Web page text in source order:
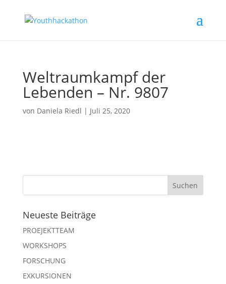
Weltraumkampf der
Lebenden – Nr. 9807
von Daniela Riedl | Juli 25, 2020
Neueste Beiträge
PROEJEKTTEAM
WORKSHOPS
FORSCHUNG
EXKURSIONEN